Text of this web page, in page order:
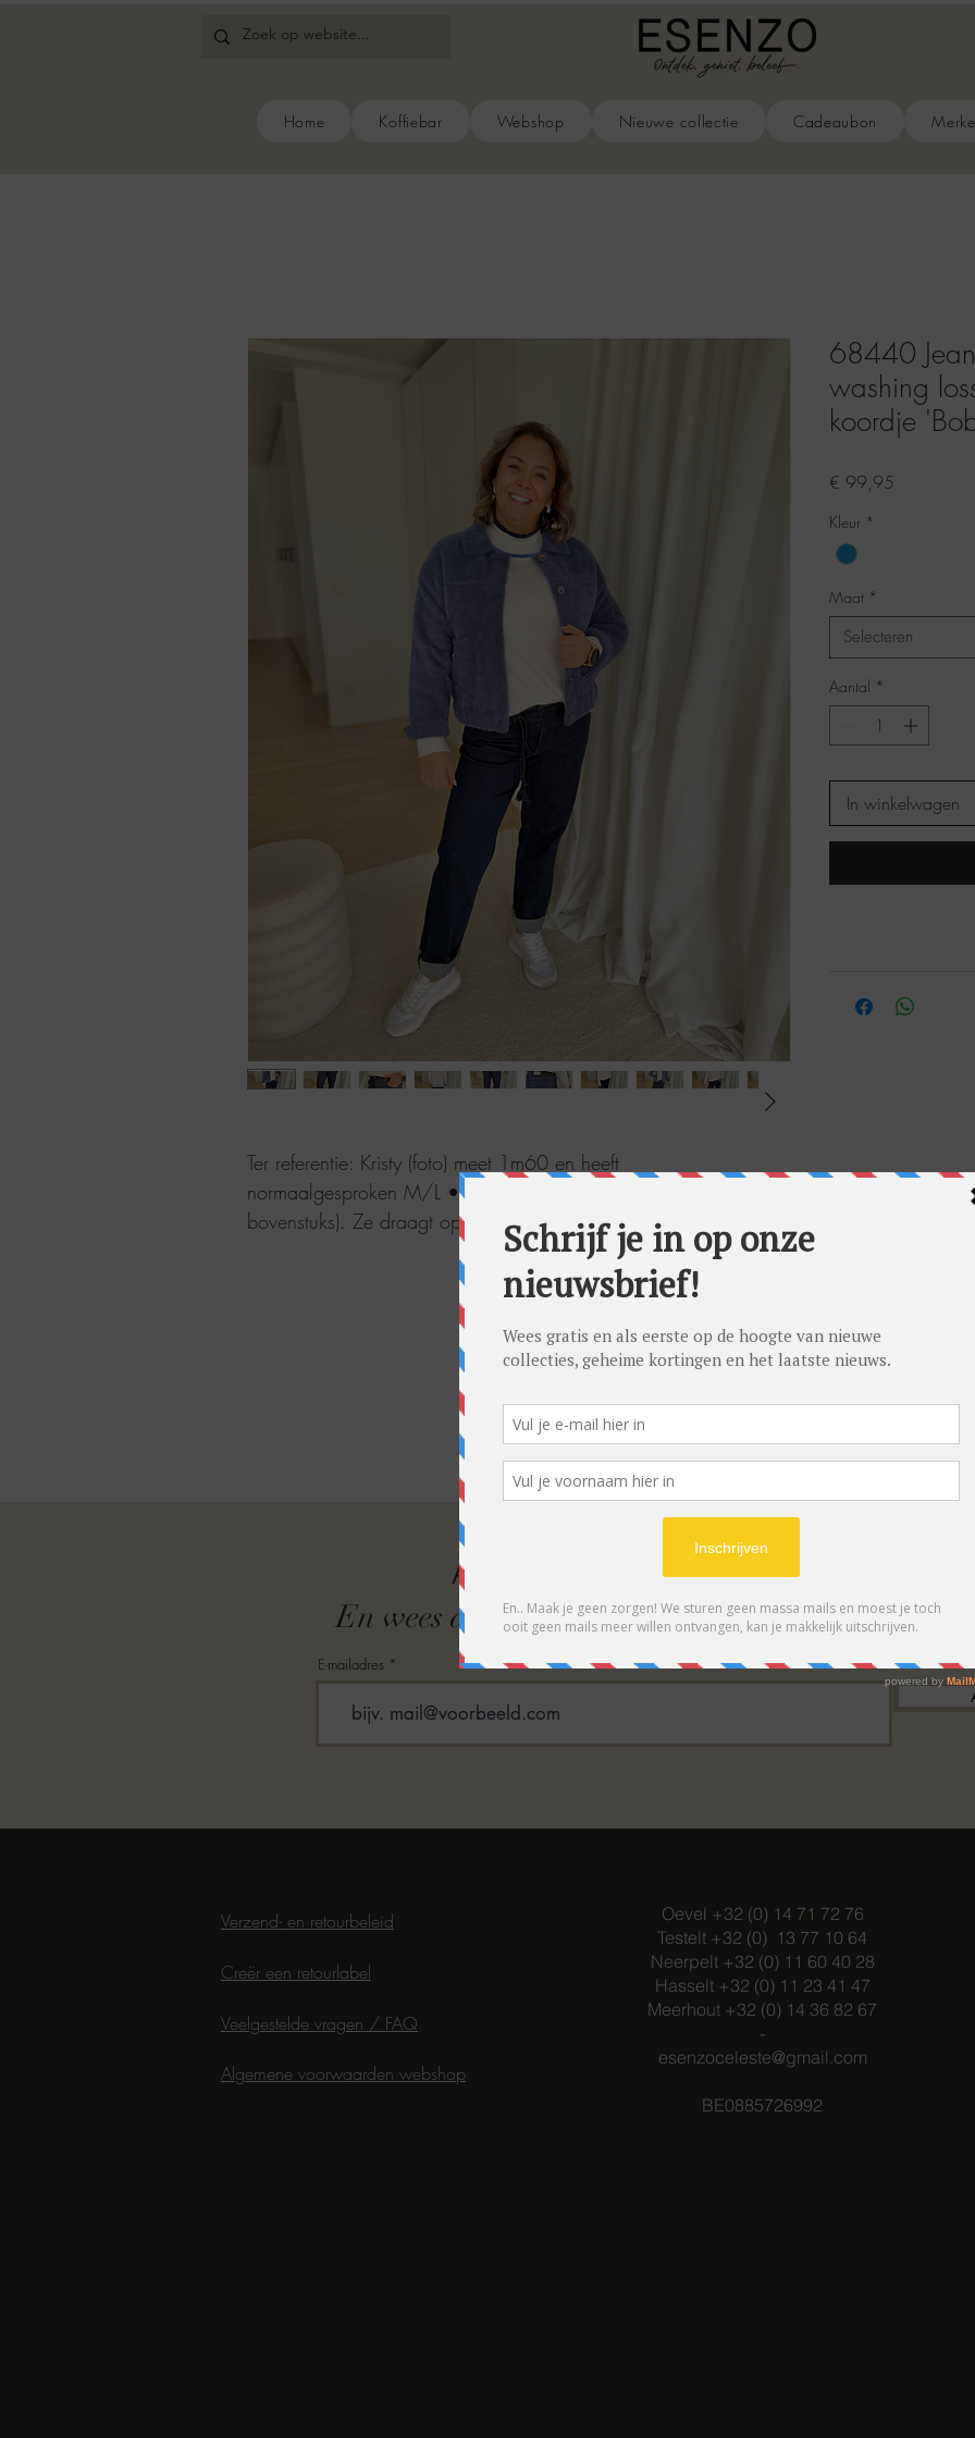
Home Koffiebar Webshop Nieuwe collectie Cadeaubon
Ter referentie: Kristy (foto) meet 1m60 en heeft
normaalgesproken M/L • 38/40 (38 in onderstuks en 40 in
bovenstuks). Ze draagt op foto maat 38.
68440
washing
koordje
€ 99,95
Kleur *
Maat *
Selecteren
Aantal *
In winkelwagen
ABONNEER OP ONZE NIEUWSBRIEF
En wees als eerste op de hoogte van acties en- /
E-mailadres
Verzend- en retourbeleid
Creër een retourlabel
Veelgestelde vragen / FAQ
Oevel +32 (0) 14 71 72 76
Testelt +32 (0) 13 77 10 64
Neerpelt +32 (0) 11 60 40 28
Hasselt +32 (0) 11 23 41 47
Meerhout +32 (0) 14 36 82 67
-
esenzoceleste@gmail.com
BE0885726992
Algemene voorwaarden webshop